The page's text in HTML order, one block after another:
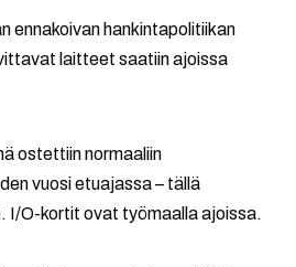
ennakoivan hankintapolitiikan
laitteet saatiin ajoissa
ostettiin normaaliin
vuosi etuajassa – tällä
I/O-kortit ovat työmaalla ajoissa.